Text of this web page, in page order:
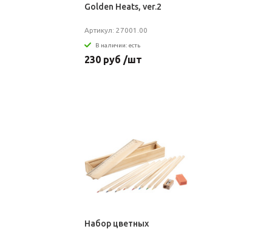
Golden Heats, ver.2
Артикул: 27001.00
В наличии: есть
230 руб /шт
Набор цветных